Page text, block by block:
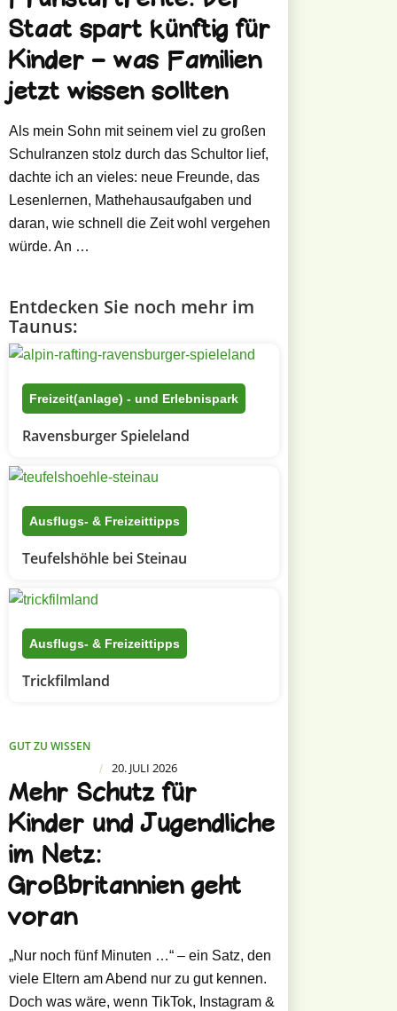
Staat spart künftig für
Kinder – was Familien
jetzt wissen sollten
Als mein Sohn mit seinem viel zu großen
Schulranzen stolz durch das Schultor lief,
dachte ich an vieles: neue Freunde, das
Lesenlernen, Mathehausaufgaben und
daran, wie schnell die Zeit wohl vergehen
würde. An …
Entdecken Sie noch mehr im
Taunus:
Freizeit(anlage) - und Erlebnispark
Ravensburger Spieleland
Ausflugs- & Freizeittipps
Teufelshöhle bei Steinau
Ausflugs- & Freizeittipps
Trickfilmland
GUT ZU WISSEN
/ 20. JULI 2026
Mehr Schutz für
Kinder und Jugendliche
im Netz:
Großbritannien geht
voran
„Nur noch fünf Minuten …“ – ein Satz, den
viele Eltern am Abend nur zu gut kennen.
Doch was wäre, wenn TikTok, Instagram &